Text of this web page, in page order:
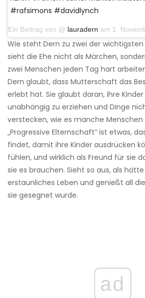
#rafsimons #davidlynch
Ein Beitrag von @ lauradern am 1. November
Wie steht Dern zu zwei der wichtigsten
sieht die Ehe nicht als Märchen,
zwei Menschen jeden Tag hart
Dern glaubt, dass Mutterschaft das
erlebt hat. Sie glaubt daran, ihre
unabhängig zu erziehen und Dinge
verstecken, wie es manche Menschen
„Progressive Elternschaft“ ist etwas,
findet, damit ihre Kinder ausdrücken
fühlen, und wirklich als Freund für sie
sie es brauchen. Sieht so aus, als
erstaunliches Leben und genießt all
sie gesegnet wurde.
ad